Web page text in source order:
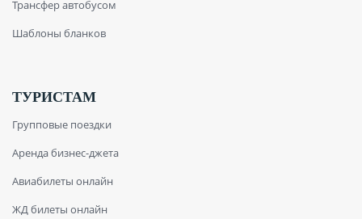
Трансфер автобусом
Шаблоны бланков
ТУРИСТАМ
Групповые поездки
Аренда бизнес-джета
Авиабилеты онлайн
ЖД билеты онлайн